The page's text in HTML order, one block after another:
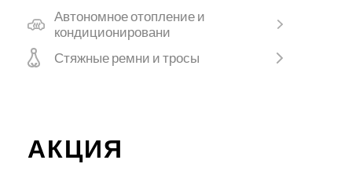
Автономное отопление и
кондиционировани
Стяжные ремни и тросы
АКЦИЯ